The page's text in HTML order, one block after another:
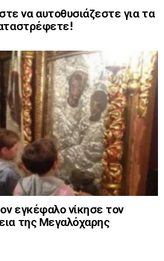
να αυτοθυσιάζεστε για τα
εγκέφαλο νίκησε τον
της Μεγαλόχαρης